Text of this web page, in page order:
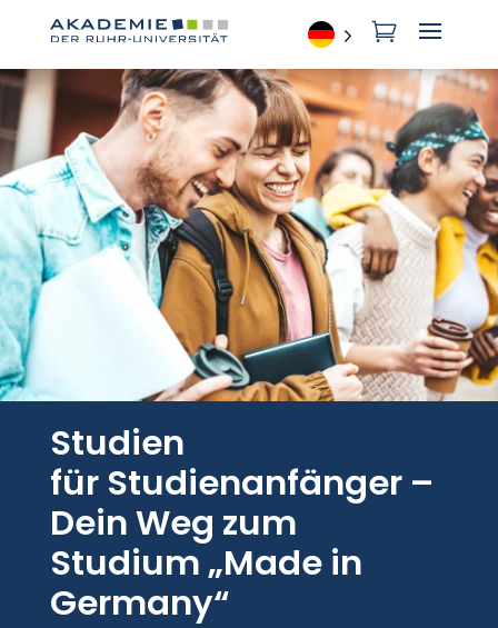

Studien
für Studienanfänger –
Dein Weg zum
Studium „Made in
Germany“